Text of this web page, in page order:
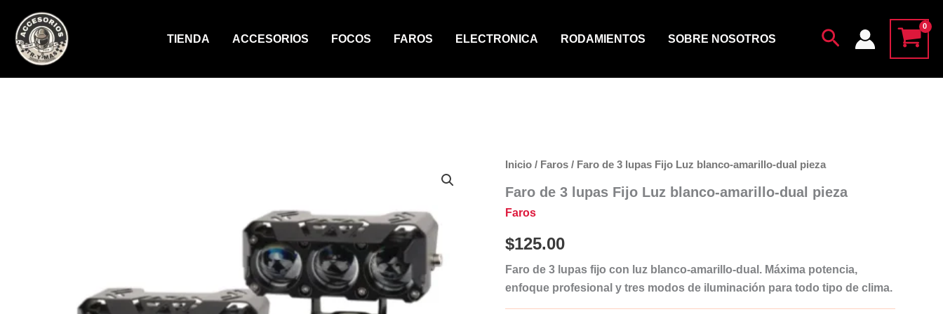
contenido
TIENDA ACCESORIOS FOCOS FAROS ELECTRONICA RODAMIENTOS SOBRE NOSOTROS Buscar
Inicio / Faros / Faro de 3 lupas Fijo Luz blanco-amarillo-dual pieza
Faro de 3 lupas Fijo Luz blanco-amarillo-dual pieza
Faros
$125.00
Faro de 3 lupas fijo con luz blanco-amarillo-dual. Máxima potencia,
enfoque profesional y tres modos de iluminación para todo tipo de clima.
Luz
dual